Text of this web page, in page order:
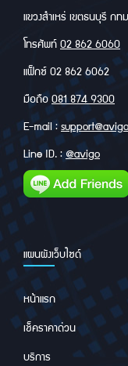
แขวงสำเหร่ เขตธนบุรี ก
โทรศัพท์02 862 6060
แฟ็กซ์ 02 862 6062
มือถือ081 874 9300
E-mail :
Line ID. :@avigo
แผนผังเว็บไซด์
หน้าแรก
เช็คราคาด่วน
บริการ